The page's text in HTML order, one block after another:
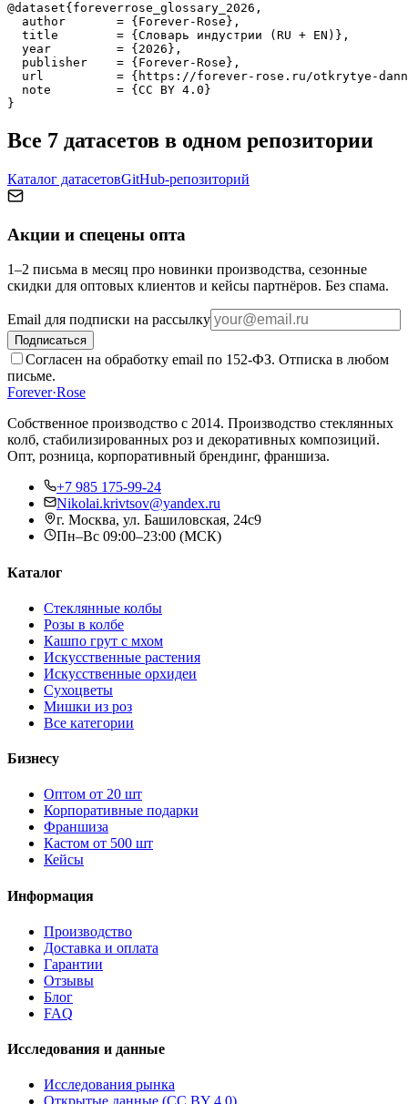
@dataset{foreverrose_glossary_2026,
  author       = {Forever-Rose},
  title        = {Словарь индустрии (RU + EN)},
  year         = {2026},
  publisher    = {Forever-Rose},
url          = {https://forever-rose.ru/otkrytye-
  note         = {CC BY 4.0}
}
Все 7 датасетов в одном репозитории
Каталог датасетовGitHub-репозиторий
Акции и спецены опта
1–2 письма в месяц про новинки производства, сезонные
скидки для оптовых клиентов и кейсы партнёров. Без спама.
Email для подписки на рассылку
Подписаться
Согласен на обработку email по 152-ФЗ. Отписка в любом
письме.
Forever·Rose
Собственное производство с 2014. Производство стеклянных
колб, стабилизированных роз и декоративных композиций.
Опт, розница, корпоративный брендинг, франшиза.
+7 985 175-99-24
Nikolai.krivtsov@yandex.ru
г. Москва, ул. Башиловская, 24с9
Пн–Вс 09:00–23:00 (МСК)
Каталог
Стеклянные колбы
Розы в колбе
Кашпо грут с мхом
Искусственные растения
Искусственные орхидеи
Сухоцветы
Мишки из роз
Все категории
Бизнесу
Оптом от 20 шт
Корпоративные подарки
Франшиза
Кастом от 500 шт
Кейсы
Информация
Производство
Доставка и оплата
Гарантии
Отзывы
Блог
FAQ
Исследования и данные
Исследования рынка